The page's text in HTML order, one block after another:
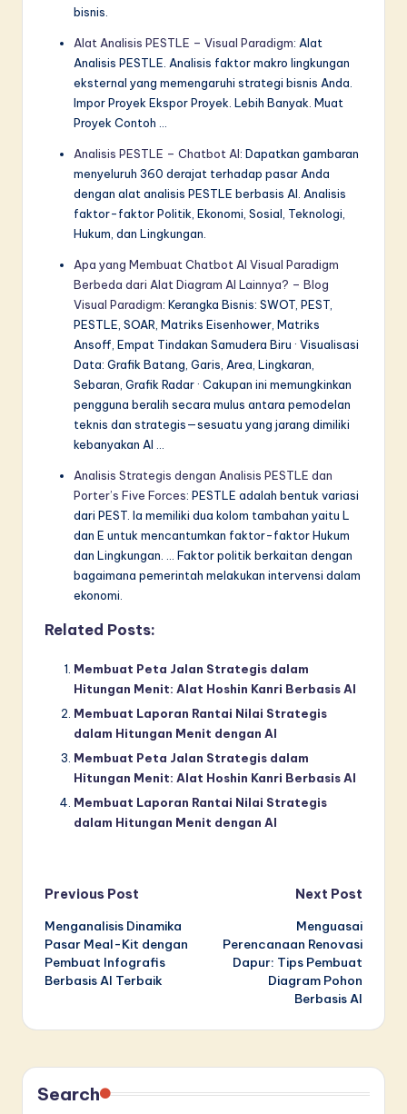
bisnis.
Alat Analisis PESTLE – Visual Paradigm: Alat
Analisis PESTLE. Analisis faktor makro lingkungan
eksternal yang memengaruhi strategi bisnis Anda.
Impor Proyek Ekspor Proyek. Lebih Banyak. Muat
Proyek Contoh …
Analisis PESTLE – Chatbot AI: Dapatkan gambaran
menyeluruh 360 derajat terhadap pasar Anda
dengan alat analisis PESTLE berbasis AI. Analisis
faktor-faktor Politik, Ekonomi, Sosial, Teknologi,
Hukum, dan Lingkungan.
Apa yang Membuat Chatbot AI Visual Paradigm
Berbeda dari Alat Diagram AI Lainnya? – Blog
Visual Paradigm: Kerangka Bisnis: SWOT, PEST,
PESTLE, SOAR, Matriks Eisenhower, Matriks
Ansoff, Empat Tindakan Samudera Biru · Visualisasi
Data: Grafik Batang, Garis, Area, Lingkaran,
Sebaran, Grafik Radar · Cakupan ini memungkinkan
pengguna beralih secara mulus antara pemodelan
teknis dan strategis—sesuatu yang jarang dimiliki
kebanyakan AI …
Analisis Strategis dengan Analisis PESTLE dan
Porter’s Five Forces: PESTLE adalah bentuk variasi
dari PEST. Ia memiliki dua kolom tambahan yaitu L
dan E untuk mencantumkan faktor-faktor Hukum
dan Lingkungan. … Faktor politik berkaitan dengan
bagaimana pemerintah melakukan intervensi dalam
ekonomi.
Related Posts:
Membuat Peta Jalan Strategis dalam
Hitungan Menit: Alat Hoshin Kanri Berbasis AI
Membuat Laporan Rantai Nilai Strategis
dalam Hitungan Menit dengan AI
Membuat Peta Jalan Strategis dalam
Hitungan Menit: Alat Hoshin Kanri Berbasis AI
Membuat Laporan Rantai Nilai Strategis
dalam Hitungan Menit dengan AI
Post
navigation
Previous Post
Menganalisis Dinamika
Pasar Meal-Kit dengan
Pembuat Infografis
Berbasis AI Terbaik
Next Post
Menguasai
Perencanaan Renovasi
Dapur: Tips Pembuat
Diagram Pohon
Berbasis AI
Search